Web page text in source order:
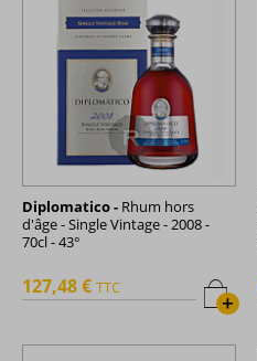
Diplomatico - Rhum hors
d'âge - Single Vintage - 2008 -
70cl - 43°
+
127,48 € TTC